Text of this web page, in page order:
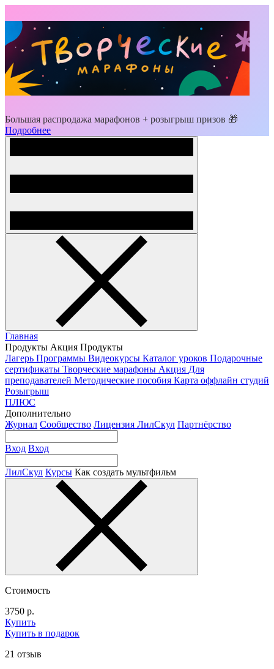
Большая распродажа марафонов + розыгрыш призов 🎁
Подробнее
Главная
Продукты Акция Продукты
Лагерь Программы Видеокурсы Каталог уроков Подарочные
сертификаты Творческие марафоны Акция Для
преподавателей Методические пособия Карта оффлайн студий
Розыгрыш
ПЛЮС
Дополнительно
Журнал Сообщество Лицензия ЛилСкул Партнёрство
Вход Вход
ЛилСкул Курсы Как создать мультфильм
Стоимость
3750 р.
Купить
Купить в подарок
21 отзыв